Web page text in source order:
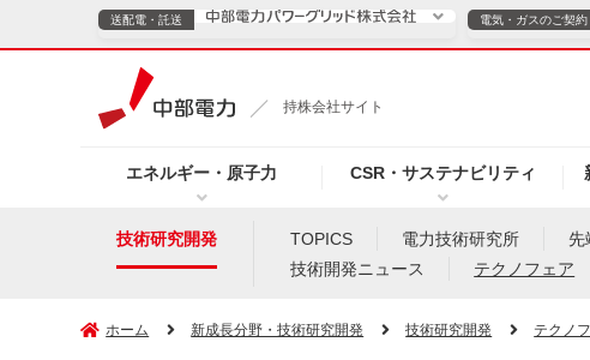
持株会社サイト
エネルギー・原子力 CSR・サステナビリティ
送配電・託送 電気・ガスのご契約
電気・ガスのご契約
技術研究開発 TOPICS 電力技術研究所 先
技術開発ニュース
テクノフェア
ホーム 新成長分野・技術研究開発 技術研究開発 テクノ